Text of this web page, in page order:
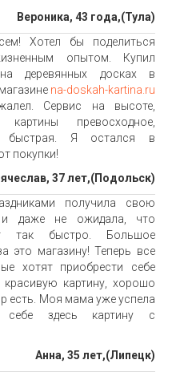
Вероника, 43 года,(Тула)
Хотел бы поделиться
опытом. Купил
деревянных досках в
na-doskah-kartina.ru
Сервис на высоте,
картины превосходное,
быстрая. Я остался в
покупки!
37 лет,(Подольск)
получила свою
и даже не ожидала, что
так быстро. Большое
это магазину! Теперь все
хотят приобрести себе
картину, хорошо
есть. Моя мама уже успела
себе здесь картину с
Анна, 35 лет,(Липецк)